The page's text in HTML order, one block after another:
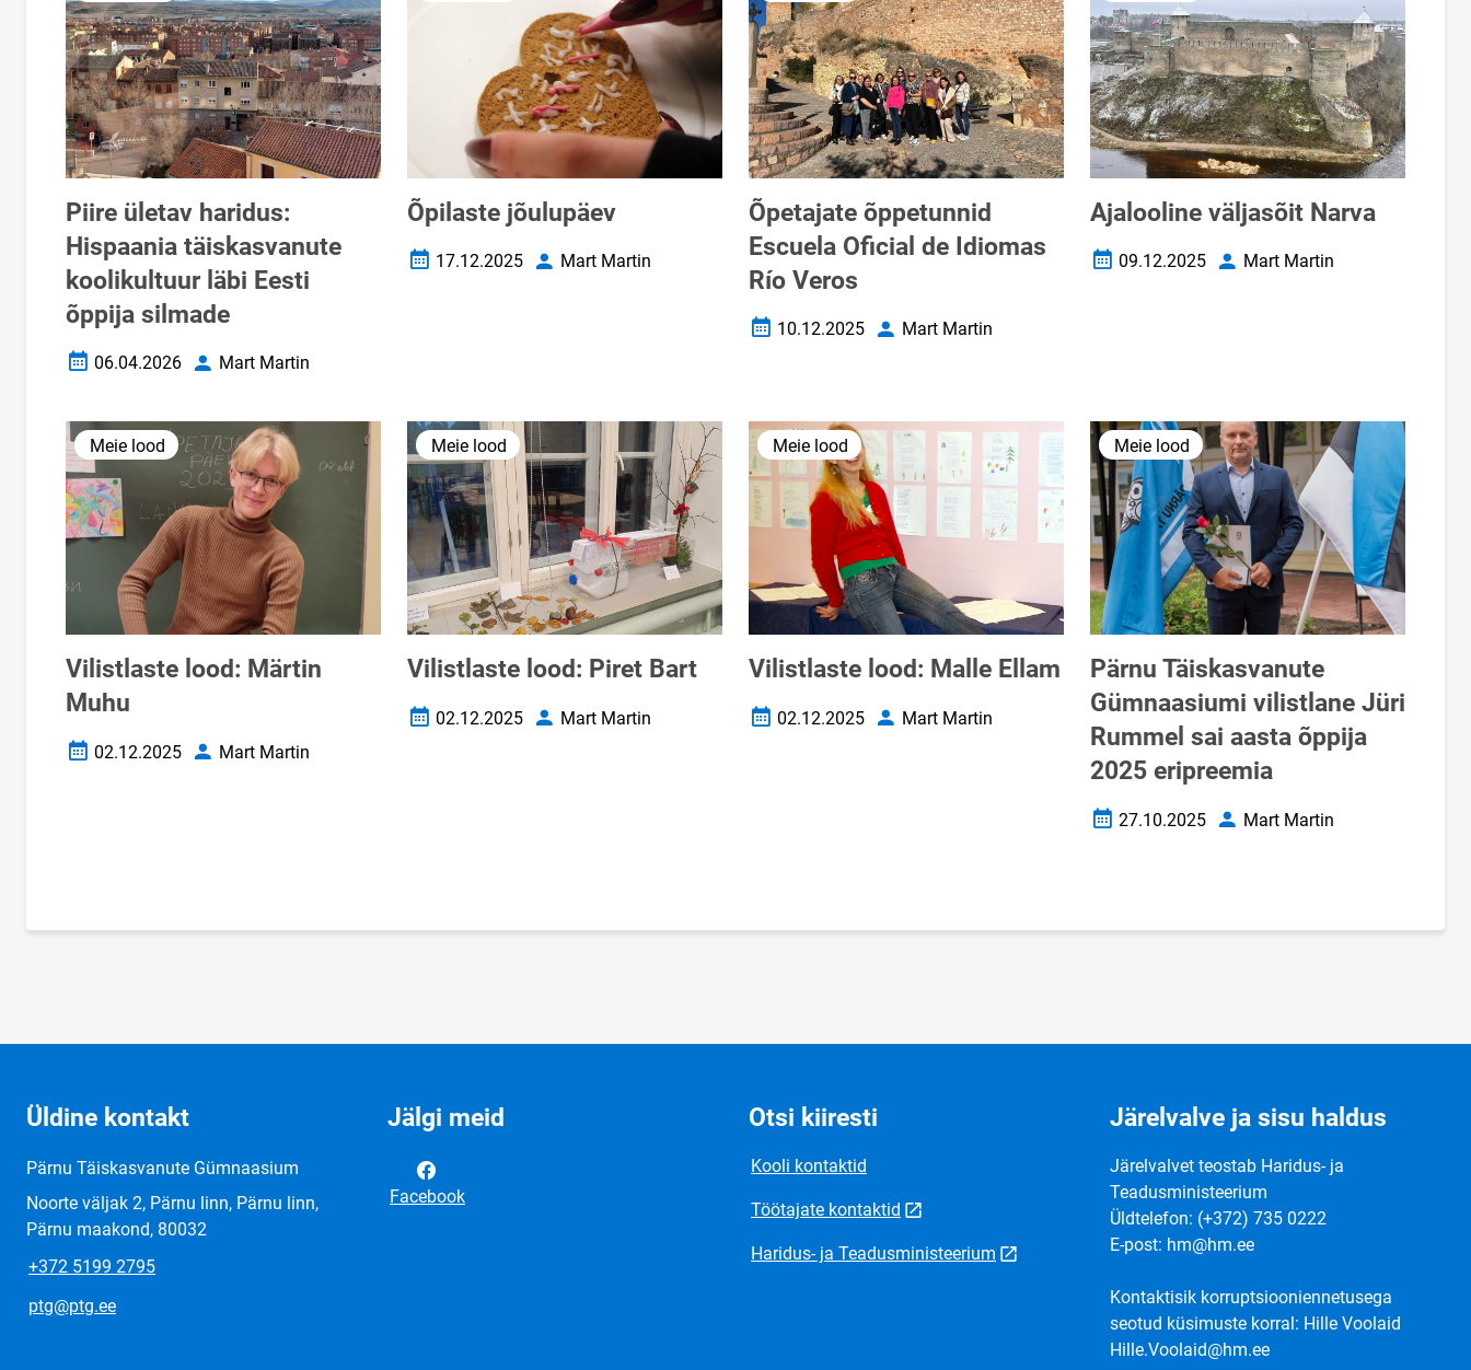
Piire ületav haridus:
Hispaania täiskasvanute
koolikultuur läbi Eesti
õppija silmade
Loomise kuupäev
06.04.2026 AutorMart Martin
Õpilaste jõulupäev
Loomise kuupäev
17.12.2025 AutorMart Martin
Õpetajate õppetunnid
Escuela Oficial de Idiomas
Río Veros
Loomise kuupäev
10.12.2025 AutorMart Martin
Ajalooline väljasõit Narva
Loomise kuupäev
09.12.2025 AutorMart Martin
Meie lood
Vilistlaste lood: Märtin
Muhu
Loomise kuupäev
02.12.2025 AutorMart Martin
Meie lood
Vilistlaste lood: Piret Bart
Loomise kuupäev
02.12.2025 AutorMart Martin
Meie lood
Vilistlaste lood: Malle Ellam
Loomise kuupäev
02.12.2025 AutorMart Martin
Meie lood
Pärnu Täiskasvanute
Gümnaasiumi vilistlane Jüri
Rummel sai aasta õppija
2025 eripreemia
Loomise kuupäev
27.10.2025 AutorMart Martin
Üldine kontakt
Pärnu Täiskasvanute Gümnaasium
Noorte väljak 2, Pärnu linn, Pärnu linn,
Pärnu maakond, 80032
+372 5199 2795
ptg@ptg.ee
Jälgi meid
Facebook
Otsi kiiresti
Kooli kontaktid
Töötajate kontaktid
Haridus- ja Teadusministeerium
Järelvalve ja sisu haldus
Järelvalvet teostab Haridus- ja
Teadusministeerium
Üldtelefon: (+372) 735 0222
E-post: hm@hm.ee
Kontaktisik korruptsiooniennetusega
seotud küsimuste korral: Hille Voolaid
Hille.Voolaid@hm.ee